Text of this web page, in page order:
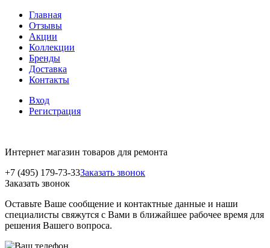
Главная
Отзывы
Акции
Коллекции
Бренды
Доставка
Контакты
Вход
Регистрация
Интернет магазин товаров для ремонта
+7 (495) 179-73-33Заказать звонок
Заказать звонок
Оставьте Ваше сообщение и контактные данные и наши
специалисты свяжутся с Вами в ближайшее рабочее время для
решения Вашего вопроса.